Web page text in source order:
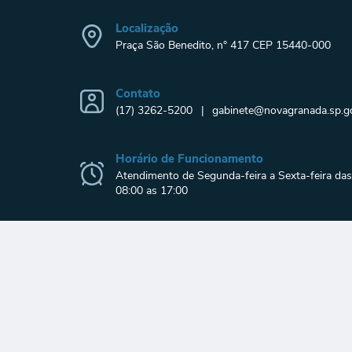
Localização
Praça São Benedito, n° 417 CEP 15440-000
Contato
(17) 3262-5200
Horário de Funcionamento
Atendimento de Segunda-feira a Sexta-feira das
08:00 as 17:00